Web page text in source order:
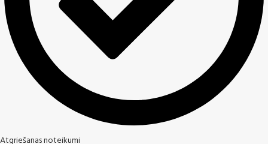
Atgriešanas noteikumi